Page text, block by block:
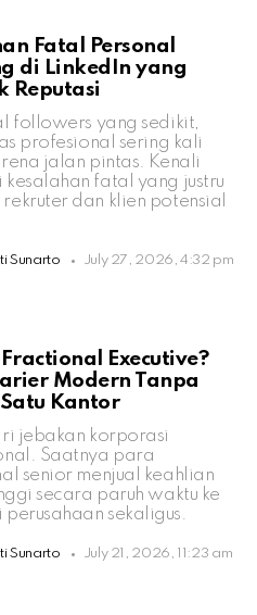
Fatal Personal
di LinkedIn yang
Reputasi
followers yang sedikit,
profesional sering kali
jalan pintas. Kenali
fatal yang justru
rekruter dan klien potensial
Sunarto July 27, 2026, 4:32 pm
Executive?
Modern Tanpa
Kantor
jebakan korporasi
Saatnya para
senior menjual keahlian
secara paruh waktu ke
sekaligus.
Sunarto July 21, 2026, 11:23 am